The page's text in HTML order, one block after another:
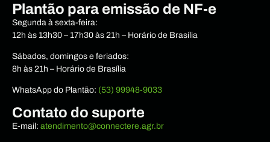
Plantão para emissão de NF-e
Segunda à sexta-feira:
12h às 13h30 – 17h30 às 21h – Horário de Brasília
Sábados, domingos e feriados:
8h às 21h – Horário de Brasília
WhatsApp do Plantão: (53) 99948-9033
Contato do suporte
E-mail: atendimento@connectere.agr.br